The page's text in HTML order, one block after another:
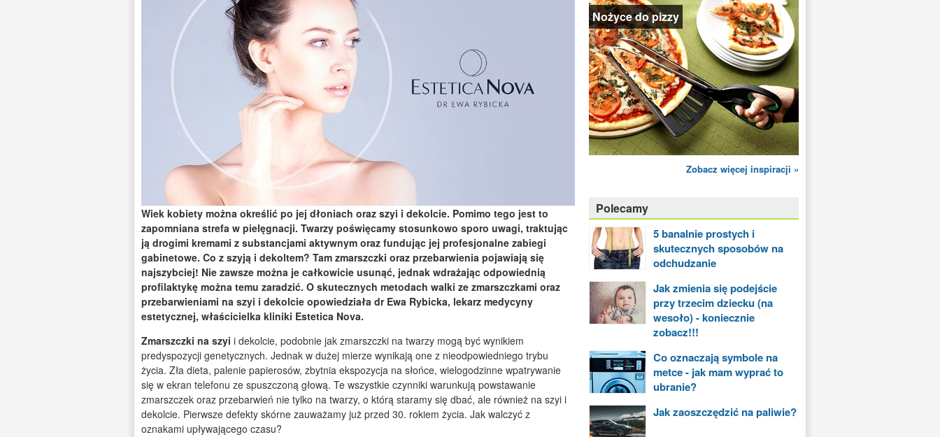
Wiek kobiety można określić po jej dłoniach oraz szyi i dekolcie. Pomimo tego jest to
zapomniana strefa w pielęgnacji. Twarzy poświęcamy stosunkowo sporo uwagi, traktując
ją drogimi kremami z substancjami aktywnym oraz fundując jej profesjonalne zabiegi
gabinetowe. Co z szyją i dekoltem? Tam zmarszczki oraz przebarwienia pojawiają się
najszybciej! Nie zawsze można je całkowicie usunąć, jednak wdrażając odpowiednią
profilaktykę można temu zaradzić. O skutecznych metodach walki ze zmarszczkami oraz
przebarwieniami na szyi i dekolcie opowiedziała dr Ewa Rybicka, lekarz medycyny
estetycznej, właścicielka kliniki Estetica Nova.
Zmarszczki na szyi i dekolcie, podobnie jak zmarszczki na twarzy mogą być wynikiem
predyspozycji genetycznych. Jednak w dużej mierze wynikają one z nieodpowiedniego trybu
życia. Zła dieta, palenie papierosów, zbytnia ekspozycja na słońce, wielogodzinne wpatrywanie
się w ekran telefonu ze spuszczoną głową. Te wszystkie czynniki warunkują powstawanie
zmarszczek oraz przebarwień nie tylko na twarzy, o którą staramy się dbać, ale również na szyi i
dekolcie. Pierwsze defekty skórne zauważamy już przed 30. rokiem życia. Jak walczyć z
oznakami upływającego czasu?
Nożyce do pizzy
Zobacz więcej inspiracji »
Polecamy
5 banalnie prostych i
skutecznych sposobów na
odchudzanie
Jak zmienia się podejście
przy trzecim dziecku (na
wesoło) - koniecznie
zobacz!!!
Co oznaczają symbole na
metce - jak mam wyprać to
ubranie?
Jak zaoszczędzić na paliwie?